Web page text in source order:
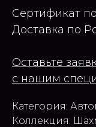
Сертификат
Доставка по
Оставьте
с нашим
Категория:
Коллекция: